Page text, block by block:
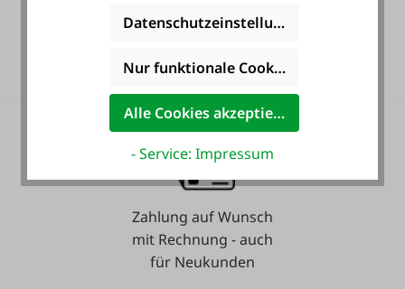
36 Monate
Zahlung auf Wunsch
mit Rechnung - auch
für Neukunden
Datenschutzeinstellungen
Nur funktionale Cookies akzeptieren
Alle Cookies akzeptieren
- Service: Impressum